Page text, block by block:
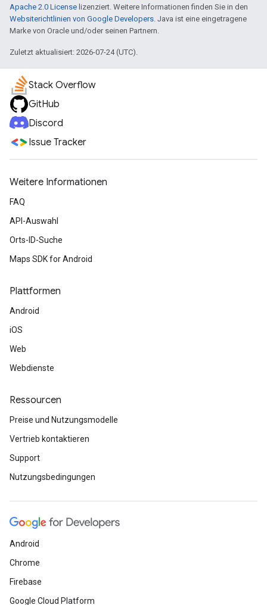
Apache 2.0 License lizenziert. Weitere Informationen finden Sie in den
Websiterichtlinien von Google Developers . Java ist eine eingetragene
Marke von Oracle und/oder seinen Partnern.
Zuletzt aktualisiert: 2026-07-24 (UTC).
Stack Overflow
GitHub
Discord
Issue Tracker
Weitere Informationen
FAQ
API-Auswahl
Orts-ID-Suche
Maps SDK for Android
Plattformen
Android
iOS
Web
Webdienste
Ressourcen
Preise und Nutzungsmodelle
Vertrieb kontaktieren
Support
Nutzungsbedingungen
Android
Chrome
Firebase
Google Cloud Platform